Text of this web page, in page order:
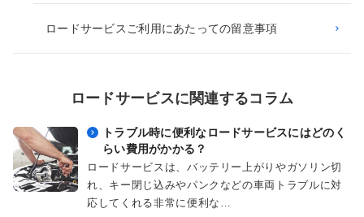
ロードサービスご利用にあたっての留意事項
ロードサービスに関連するコラム
トラブル時に便利なロードサービスにはどのく
らい費用がかかる？
ロードサービスは、バッテリー上がりやガソリン切
れ、キー閉じ込みやパンクなどの車両トラブルに対
応してくれる非常に便利な…